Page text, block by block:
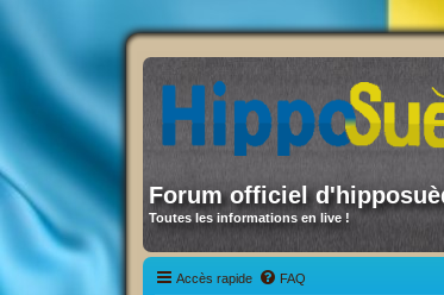
Forum officiel
Toutes les informations en live !
Accès rapide FAQ